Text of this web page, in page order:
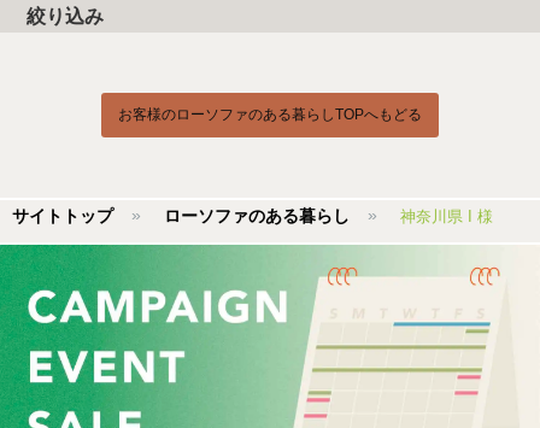
絞り込み
お客様のローソファのある暮らしTOPへもどる
サイトトップ ローソファのある暮らし 神奈川県 I 様